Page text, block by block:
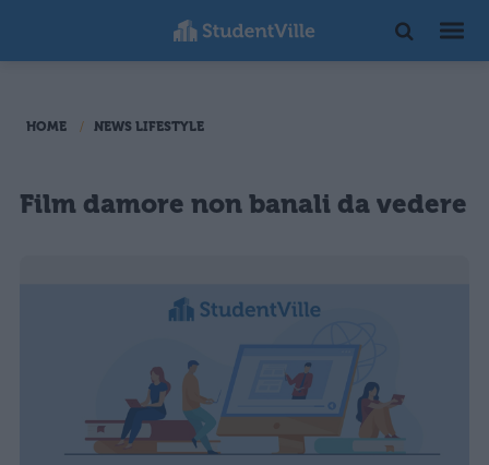
HOME NEWS LIFESTYLE
Film damore non banali da vedere